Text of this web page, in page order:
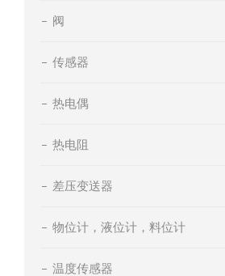
阀
传感器
热电偶
热电阻
差压变送器
物位计，液位计，料位计
温度传感器